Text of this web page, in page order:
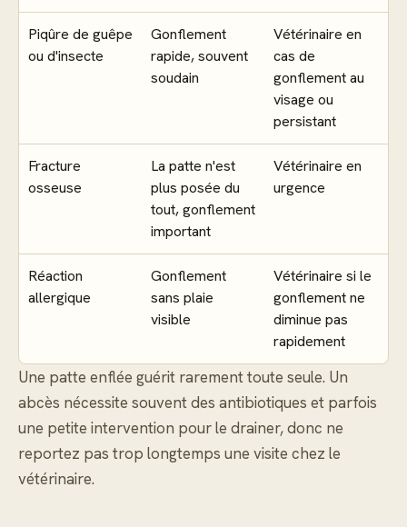
Piqûre de guêpe
ou d'insecte
Gonflement
rapide, souvent
soudain
Vétérinaire en
cas de
gonflement au
visage ou
persistant
Fracture
osseuse
La patte n'est
plus posée du
tout, gonflement
important
Vétérinaire en
urgence
Réaction
allergique
Gonflement
sans plaie
visible
Vétérinaire si le
gonflement ne
diminue pas
rapidement
Une patte enflée guérit rarement toute seule. Un
abcès nécessite souvent des antibiotiques et parfois
une petite intervention pour le drainer, donc ne
reportez pas trop longtemps une visite chez le
vétérinaire.